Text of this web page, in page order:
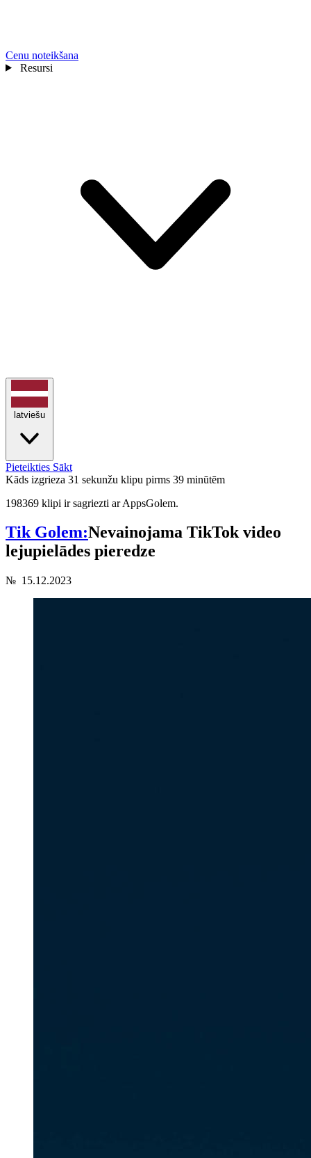
Cenu noteikšana
Resursi
latviešu
Pieteikties Sākt
Kāds izgrieza 31 sekunžu klipu pirms 39 minūtēm
198369 klipi ir sagriezti ar AppsGolem.
Tik Golem:Nevainojama TikTok video
lejupielādes pieredze
№ 15.12.2023